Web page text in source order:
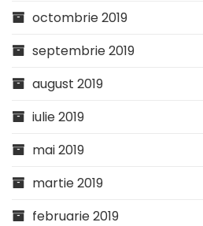
octombrie 2019
septembrie 2019
august 2019
iulie 2019
mai 2019
martie 2019
februarie 2019